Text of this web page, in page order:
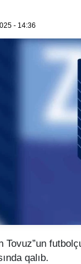
- 14:36
Tovuz”un
qalıb.